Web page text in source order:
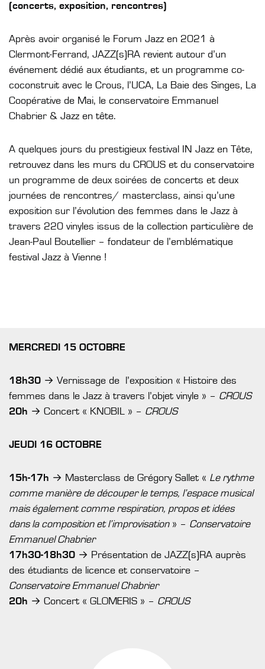
(concerts, exposition, rencontres)
Après avoir organisé le Forum Jazz en 2021 à
Clermont-Ferrand, JAZZ(s)RA revient autour d’un
événement dédié aux étudiants, et un programme co-
coconstruit avec le Crous, l’UCA, La Baie des Singes, La
Coopérative de Mai, le conservatoire Emmanuel
Chabrier & Jazz en tête.
A quelques jours du prestigieux festival IN Jazz en Tête,
retrouvez dans les murs du CROUS et du conservatoire
un programme de deux soirées de concerts et deux
journées de rencontres/ masterclass, ainsi qu’une
exposition sur l’évolution des femmes dans le Jazz à
travers 220 vinyles issus de la collection particulière de
Jean-Paul Boutellier – fondateur de l’emblématique
festival Jazz à Vienne !
MERCREDI 15 OCTOBRE
18h30 → Vernissage de l’exposition « Histoire des
femmes dans le Jazz à travers l’objet vinyle » – CROUS
20h → Concert « KNOBIL » – CROUS
JEUDI 16 OCTOBRE
15h-17h → Masterclass de Grégory Sallet « Le rythme
comme manière de découper le temps, l’espace musical
mais également comme respiration, propos et idées
dans la composition et l’improvisation» – Conservatoire
Emmanuel Chabrier
17h30-18h30 → Présentation de JAZZ(s)RA auprès
des étudiants de licence et conservatoire –
Conservatoire Emmanuel Chabrier
20h → Concert « GLOMERIS » – CROUS